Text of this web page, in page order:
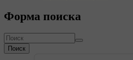
Форма поиска
Поиск